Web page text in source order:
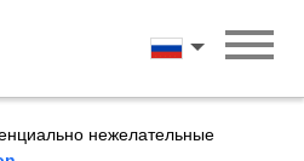
Русский
нежелательные